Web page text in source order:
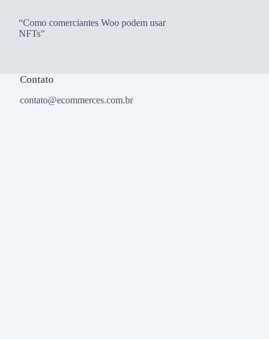
“Como comerciantes Woo podem usar
NFTs”
Contato
contato@ecommerces.com.br